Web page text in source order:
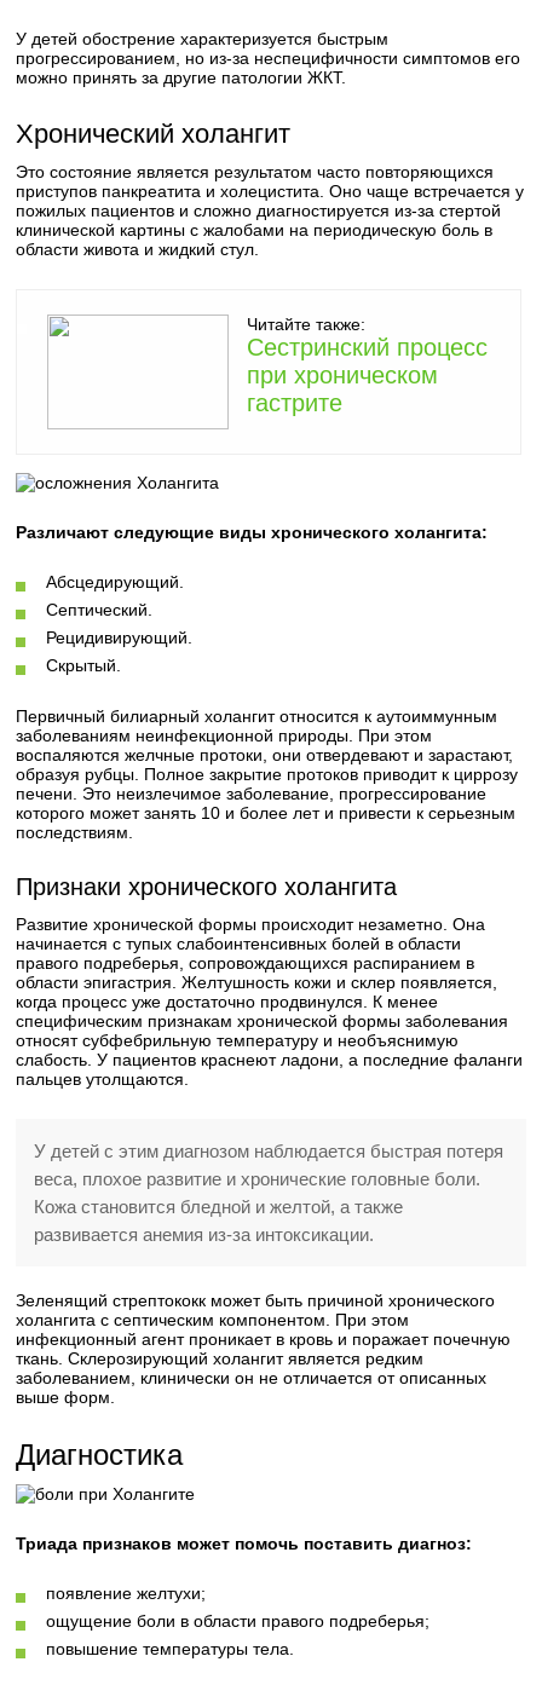
У детей обострение характеризуется быстрым
прогрессированием, но из-за неспецифичности симптомов его
можно принять за другие патологии ЖКТ.
Хронический холангит
Это состояние является результатом часто повторяющихся
приступов панкреатита и холецистита. Оно чаще встречается у
пожилых пациентов и сложно диагностируется из-за стертой
клинической картины с жалобами на периодическую боль в
области живота и жидкий стул.
Читайте также:
Сестринский процесс
при хроническом
гастрите
Различают следующие виды хронического холангита:
Абсцедирующий.
Септический.
Рецидивирующий.
Скрытый.
Первичный билиарный холангит относится к аутоиммунным
заболеваниям неинфекционной природы. При этом
воспаляются желчные протоки, они отвердевают и зарастают,
образуя рубцы. Полное закрытие протоков приводит к циррозу
печени. Это неизлечимое заболевание, прогрессирование
которого может занять 10 и более лет и привести к серьезным
последствиям.
Признаки хронического холангита
Развитие хронической формы происходит незаметно. Она
начинается с тупых слабоинтенсивных болей в области
правого подреберья, сопровождающихся распиранием в
области эпигастрия. Желтушность кожи и склер появляется,
когда процесс уже достаточно продвинулся. К менее
специфическим признакам хронической формы заболевания
относят субфебрильную температуру и необъяснимую
слабость. У пациентов краснеют ладони, а последние фаланги
пальцев утолщаются.
У детей с этим диагнозом наблюдается быстрая потеря
веса, плохое развитие и хронические головные боли.
Кожа становится бледной и желтой, а также
развивается анемия из-за интоксикации.
Зеленящий стрептококк может быть причиной хронического
холангита с септическим компонентом. При этом
инфекционный агент проникает в кровь и поражает почечную
ткань. Склерозирующий холангит является редким
заболеванием, клинически он не отличается от описанных
выше форм.
Диагностика
Триада признаков может помочь поставить диагноз:
появление желтухи;
ощущение боли в области правого подреберья;
повышение температуры тела.